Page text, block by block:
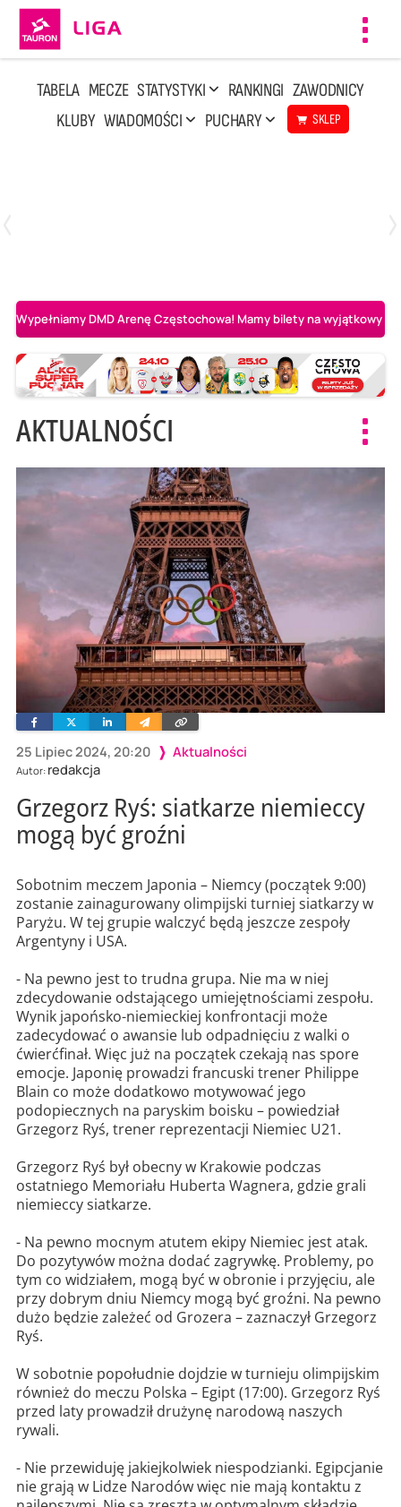
TABELA MECZE STATYSTYKI RANKINGI ZAWODNICY
KLUBY WIADOMOŚCI PUCHARY SKLEP
Wypełniamy DMD Arenę Częstochowa! Mamy bilety na wyjątkowy
AKTUALNOŚCI
25 Lipiec 2024, 20:20 Aktualności
Autor: redakcja
FacebookTwitterLinkedinWyślij
e-
Skopiuj
link
Grzegorz Ryś: siatkarze niemieccy
mogą być groźni
Sobotnim meczem Japonia – Niemcy (początek 9:00)
zostanie zainagurowany olimpijski turniej siatkarzy w
Paryżu. W tej grupie walczyć będą jeszcze zespoły
Argentyny i USA.
- Na pewno jest to trudna grupa. Nie ma w niej
zdecydowanie odstającego umiejętnościami zespołu.
Wynik japońsko-niemieckiej konfrontacji może
zadecydować o awansie lub odpadnięciu z walki o
ćwierćfinał. Więc już na początek czekają nas spore
emocje. Japonię prowadzi francuski trener Philippe
Blain co może dodatkowo motywować jego
podopiecznych na paryskim boisku – powiedział
Grzegorz Ryś, trener reprezentacji Niemiec U21.
Grzegorz Ryś był obecny w Krakowie podczas
ostatniego Memoriału Huberta Wagnera, gdzie grali
niemieccy siatkarze.
- Na pewno mocnym atutem ekipy Niemiec jest atak.
Do pozytywów można dodać zagrywkę. Problemy, po
tym co widziałem, mogą być w obronie i przyjęciu, ale
przy dobrym dniu Niemcy mogą być groźni. Na pewno
dużo będzie zależeć od Grozera – zaznaczył Grzegorz
Ryś.
W sobotnie popołudnie dojdzie w turnieju olimpijskim
również do meczu Polska – Egipt (17:00). Grzegorz Ryś
przed laty prowadził drużynę narodową naszych
rywali.
- Nie przewiduję jakiejkolwiek niespodzianki. Egipcjanie
nie grają w Lidze Narodów więc nie mają kontaktu z